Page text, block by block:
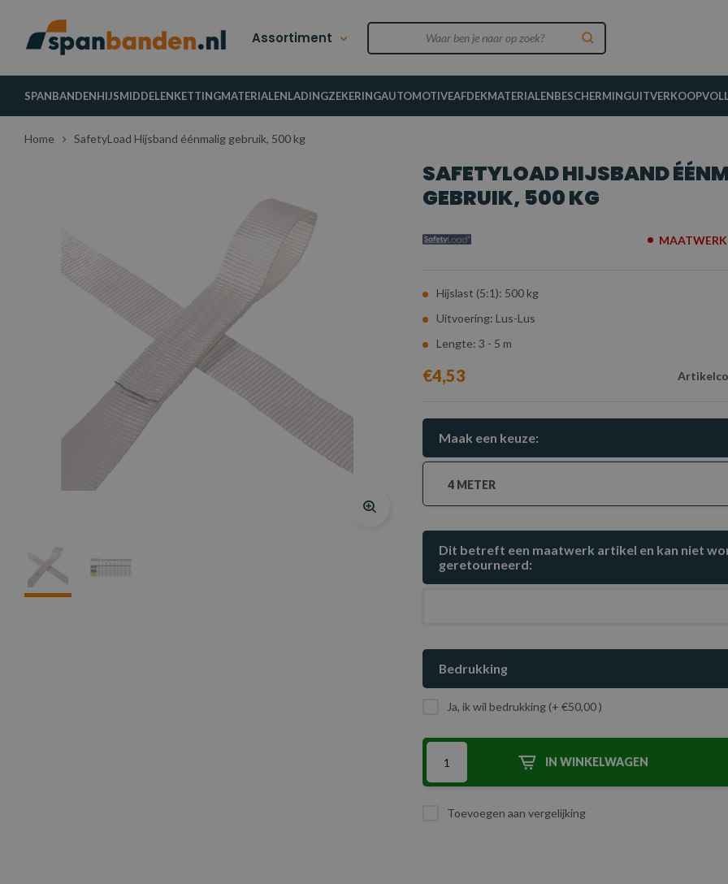
Assortiment
SPANBANDENHIJSMIDDELENKETTINGMATERIALENLADINGZEKERINGAUTOMOTIVEAFDEKMATERIALENBESCHERMINGUITVERKOOP
Home SafetyLoad Hijsband éénmalig gebruik, 500 kg
SAFETYLOAD HIJSBAND
GEBRUIK, 500 KG
Hijslast (5:1): 500 kg
Uitvoering: Lus-Lus
Lengte: 3 - 5 m
€4,53
Maak een keuze:
4 METER
Dit betreft een maatwerk artikel en kan niet
geretourneerd:
Bedrukking
Ja, ik wil bedrukking (+ €50,00 )
IN WINKELWAGEN
Toevoegen aan vergelijking